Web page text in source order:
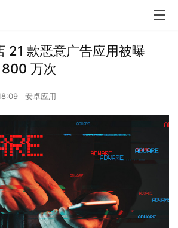
21 款恶意广告应用被曝
万次
安卓应用